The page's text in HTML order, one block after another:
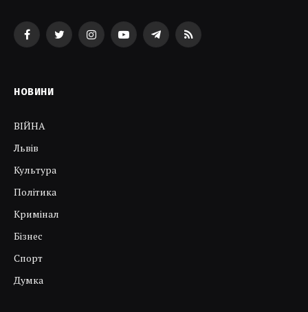
FacebookTwitterInstagramYouTubeTelegramRSS
НОВИНИ
ВІЙНА
Львів
Культура
Політика
Кримінал
Бізнес
Спорт
Думка